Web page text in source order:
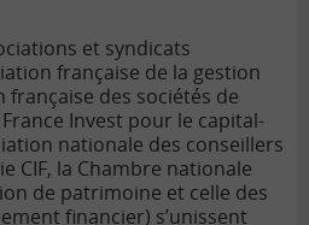
et syndicats
française de la gestion
française des sociétés de
Invest pour le capital-
nationale des conseillers
CIF, la Chambre nationale
de patrimoine et celle des
financier) s’unissent